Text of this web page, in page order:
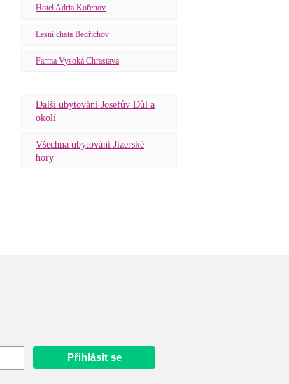
Hotel Adria Kořenov
Lesní chata Bedřichov
Farma Vysoká Chrastava
Další ubytování Josefův Důl a
okolí
Všechna ubytování Jizerské
hory